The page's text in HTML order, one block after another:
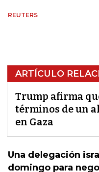
REUTERS
ARTÍCULO
Trump afirma
términos de un
en Gaza
Una delegación
domingo para